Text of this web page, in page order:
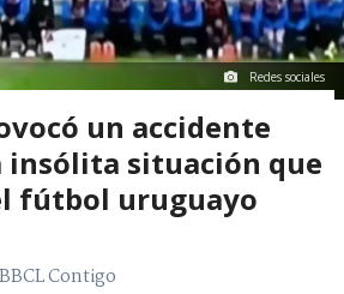
Redes sociales
un accidente
insólita situación que
fútbol uruguayo
Contigo